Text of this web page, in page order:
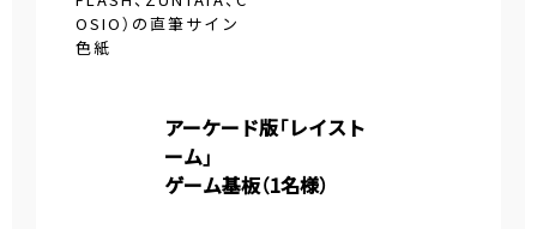
OSIO）の直筆サイン
色紙
アーケード版「レイスト
ーム」
ゲーム基板（1名様）